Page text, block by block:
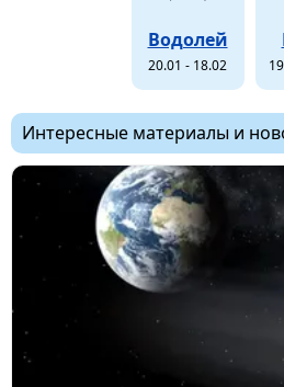
Водолей
20.01 - 18.02
Интересные материалы и